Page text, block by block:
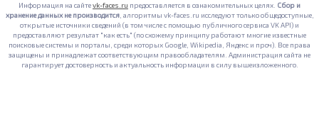
Информация на сайтеvk-faces.ru предоставляется в ознакомительных целях. Сбор и
хранение данных не производится, алгоритмы vk-faces.ru исследуют только общедоступные,
открытые источники сведений (в том числе с помощью публичного сервиса VK API) и
предоставляют результат "как есть" (по схожему принципу работают многие известные
поисковые системы и порталы, среди которых Google, Wikipedia, Яндекс и проч). Все права
защищены и принадлежат соответствующим правообладателям. Администрация сайта не
гарантирует достоверность и актуальность информации в силу вышеизложенного.